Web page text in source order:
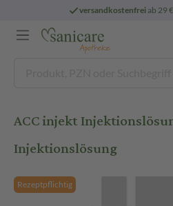
versandkostenfreiab 29
ACC injekt
Injektionslösung
Rezeptpflichtig